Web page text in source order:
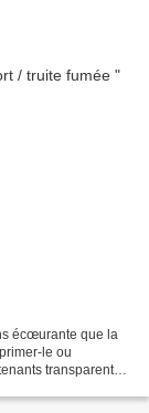
écœurante que la
le ou
transparents